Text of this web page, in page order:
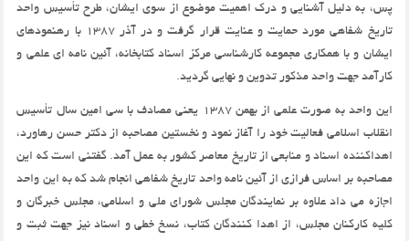
پس، به دلیل آشنایی و درک اهمیت موضوع از سوی ایشان، طرح تأسیس واحد
تاریخ شفاهی مورد حمایت و عنایت قرار گرفت و در آذر 1387 با رهنمودهای
ایشان و با همکاری مجموعه کارشناسی مرکز اسناد کتابخانه، آئین نامه ای علمی و
کارآمد جهت واحد مذکور تدوین و نهایی گردید.
این واحد به صورت علمی از بهمن 1387 یعنی مصادف با سی امین سال تأسیس
انقلاب اسلامی فعالیت خود را آغاز نمود و نخستین مصاحبه از دکتر حسن رهاورد،
اهداکننده اسناد و منابعی از تاریخ معاصر کشور به عمل آمد. گفتنی است که این
مصاحبه بر اساس فرازی از آئین نامه واحد تاریخ شفاهی انجام شد که به این واحد
اجازه می داد علاوه بر نمایندگان مجلس شورای ملی و اسلامی، مجلس خبرگان و
کلیه کارکنان مجلس، از اهدا کنندگان کتاب، نسخ خطی و اسناد نیز جهت ثبت و